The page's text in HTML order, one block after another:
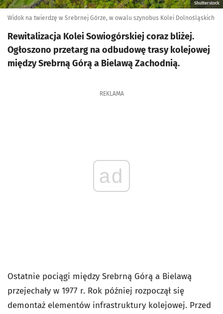
Shutterstock
Widok na twierdzę w Srebrnej Górze, w owalu szynobus Kolei Dolnośląskich
Rewitalizacja Kolei Sowiogórskiej coraz bliżej.
Ogłoszono przetarg na odbudowę trasy kolejowej
między Srebrną Górą a Bielawą Zachodnią.
REKLAMA
ad
Ostatnie pociągi między Srebrną Górą a Bielawą
przejechały w 1977 r. Rok później rozpoczął się
demontaż elementów infrastruktury kolejowej. Przed